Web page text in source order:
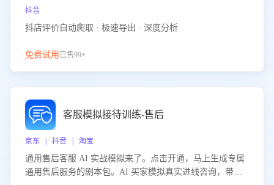
抖音
抖店评价自动爬取 · 极速导出 · 深度分析
免费试用 已售99+
客服模拟接待训练-售后
京东 | 抖音 | 淘宝
通用售后客服 AI 实战模拟来了。点击开通，马上生成专属
通用售后服务的剧本包。AI 买家模拟真实进线咨询，带您